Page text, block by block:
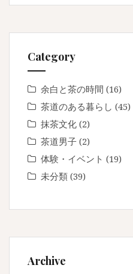
Category
余白と茶の時間 (16)
茶道のある暮らし (45)
抹茶文化 (2)
茶道男子 (2)
体験・イベント (19)
未分類 (39)
Archive